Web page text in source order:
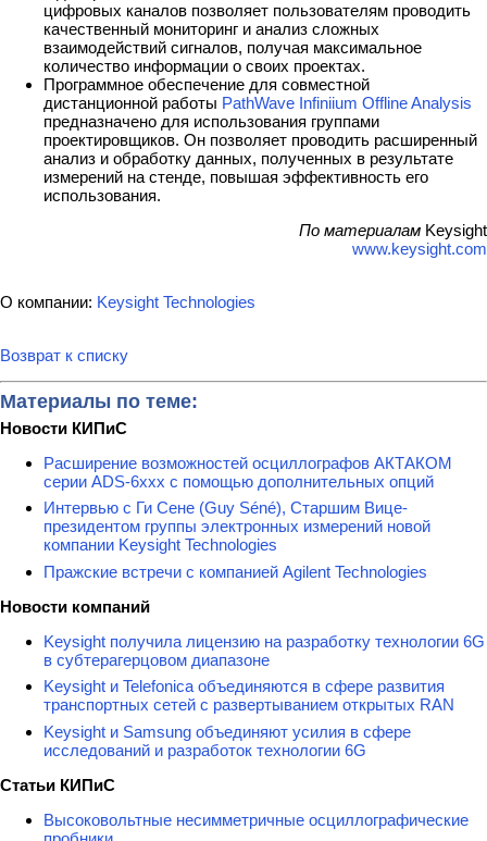
цифровых каналов позволяет пользователям проводить
качественный мониторинг и анализ сложных
взаимодействий сигналов, получая максимальное
количество информации о своих проектах.
Программное обеспечение для совместной
дистанционной работы PathWave Infiniium Offline Analysis
предназначено для использования группами
проектировщиков. Он позволяет проводить расширенный
анализ и обработку данных, полученных в результате
измерений на стенде, повышая эффективность его
использования.
По материалам Keysight
www.keysight.com
О компании: Keysight Technologies
Возврат к списку
Материалы по теме:
Новости КИПиС
Расширение возможностей осциллографов АКТАКОМ
серии ADS-6ххх с помощью дополнительных опций
Интервью с Ги Сене (Guy Séné), Старшим Вице-
президентом группы электронных измерений новой
компании Keysight Technologies
Пражские встречи с компанией Agilent Technologies
Новости компаний
Keysight получила лицензию на разработку технологии 6G
в субтерагерцовом диапазоне
Keysight и Telefonica объединяются в сфере развития
транспортных сетей с развертыванием открытых RAN
Keysight и Samsung объединяют усилия в сфере
исследований и разработок технологии 6G
Статьи КИПиС
Высоковольтные несимметричные осциллографические